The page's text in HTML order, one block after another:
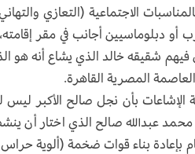
الاجتماعية (التعازي
دبلوماسيين أجانب في مقر إقامته،
شقيقه خالد الذي يشاع أنه هو
المصرية القاهرة.
الإشاعات بأن نجل صالح الأكبر
محمد عبدالله صالح الذي اختار أن
بإعادة بناء قوات ضخمة (ألوية